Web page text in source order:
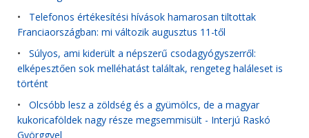
• Telefonos értékesítési hívások hamarosan tiltottak
Franciaországban: mi változik augusztus 11-től
• Súlyos, ami kiderült a népszerű csodagyógyszerről:
elképesztően sok melléhatást találtak, rengeteg haláleset is
történt
• Olcsóbb lesz a zöldség és a gyümölcs, de a magyar
kukoricaföldek nagy része megsemmisült - Interjú Raskó
Györggyel